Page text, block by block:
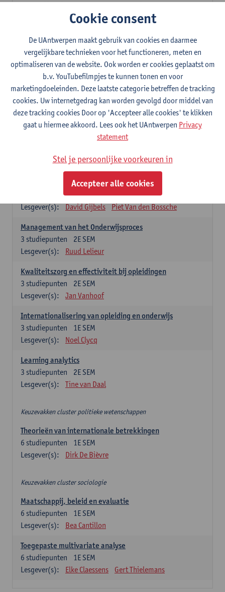
Keuzevakken cluster communicatiewetenschappen
Consumer Psychology
2E SEM
studiepunten
Lesgever(s):
Katrien Maldoy Konrad Rudnicki
Journalistiek en crossmedialiteit
1E SEM
studiepunten
Lesgever(s):
Steve Paulussen
Interne Communicatie
1E SEM
6studiepunten
Charlotte De Backer
Keuzevakken cluster opleidings- en onderwijswetenschappen
Leren op de werkplek
2E SEM
studiepunten
Lesgever(s):
David Gijbels Piet Van den Bossche
Management van het Onderwijsproces
2E SEM
3 studiepunten
Lesgever(s):
Ruud Lelieur
Kwaliteitszorg en effectiviteit bij opleidingen
2E SEM
3 studiepunten
Lesgever(s):
Jan Vanhoof
Internationalisering van opleiding en onderwijs
1E SEM
3 studiepunten
Lesgever(s):
Noel Clycq
Learning analytics
2E SEM
3 studiepunten
Lesgever(s):
Tine van Daal
Keuzevakken cluster politieke wetenschappen
Theorieën van internationale betrekkingen
1E SEM
6 studiepunten
Lesgever(s):
Dirk De Bièvre
Keuzevakken cluster sociologie
Maatschappij, beleid en evaluatie
1E SEM
6 studiepunten
Lesgever(s):
Bea Cantillon
Toegepaste multivariate analyse
1E SEM
6 studiepunten
Lesgever(s):
Elke Claessens Gert Thielemans
Cookie consent
De UAntwerpen maakt gebruik van cookies en daarmee
vergelijkbare technieken voor het functioneren, meten en
optimaliseren van de website. Ook worden er cookies geplaatst om
b.v. YouTubefilmpjes te kunnen tonen en voor
marketingdoeleinden. Deze laatste categorie betreffen de tracking
cookies. Uw internetgedrag kan worden gevolgd door middel van
deze tracking cookies Door op 'Accepteer alle cookies' te klikken
gaat u hiermee akkoord. Lees ook het UAntwerpen Privacy
statement
Stel je persoonlijke voorkeuren in
Accepteer alle cookies